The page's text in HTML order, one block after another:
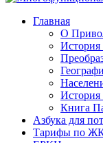
Главная
О
История
Книга
Азбука для
Тарифы по